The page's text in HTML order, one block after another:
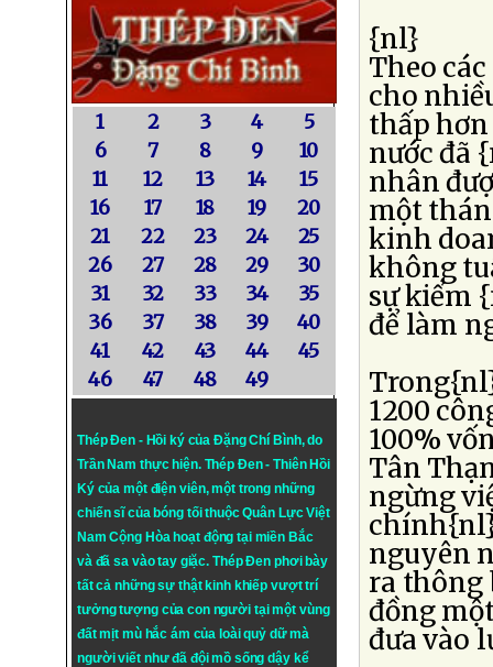
1 2 3 4
5
6
7 8 9
10
11
12 13 14
15
16
17 18 19
20
21
22 23 24
25
26
27 28 29
30
31
32 33 34
35
36
37 38 39
40
41
42 43 44
45
46
47 48 49
Thép Đen - Hồi ký của Đặng Chí Bình, do
Trần Nam thực hiện. Thép Đen- Thiên Hồi
Ký của một điện viên, một trong những
chiến sĩ của bóng tối thuộc Quân Lực Việt
Nam Cộng Hòa hoạt động tại miền Bắc
và đã sa vào tay giặc. Thép Đen phơi bày
tất cả những sự thật kinh khiếp vượt trí
tưởng tượng của con người tại một vùng
đất mịt mù hắc ám của loài quỷ dữ mà
người viết như đã đội mồ sống dậy kể
{nl}
Theo
cho
thấp
nước đã
nhân
một
kinh
không
sự kiểm
để làm
1200
100%
Tân
ngừng
nguyên
ra thông
đồng
đưa vào